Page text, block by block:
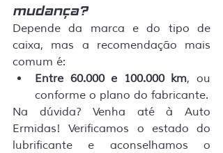
mudança?
Depende da marca e do tipo de
caixa, mas a recomendação mais
comum é:
Entre 60.000 e 100.000 km, ou
conforme o plano do fabricante.
Na dúvida? Venha até à Auto
Ermidas! Verificamos o estado do
lubrificante e aconselhamos o